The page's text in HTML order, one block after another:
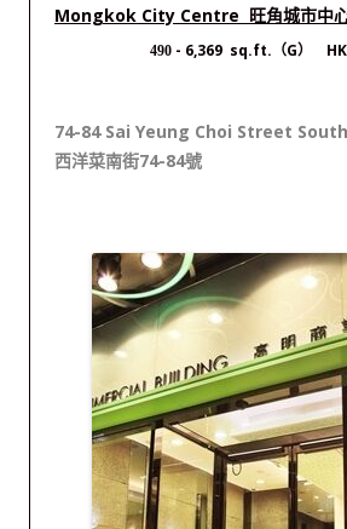
Mongkok City Centre 旺角城市中
490 - 6,369 sq.ft.（G）
74-84 Sai Yeung Choi Street
西洋菜南街74-84號